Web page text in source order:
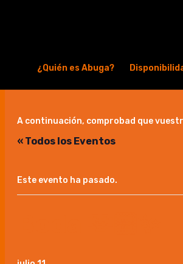
¿Quién es Abuga?
A continuación, comprobad que
« Todos los Eventos
Este evento ha pasado.